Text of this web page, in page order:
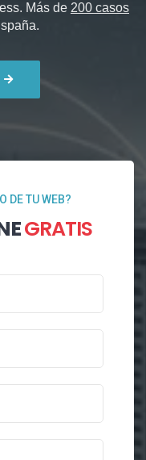
Más de 200 casos
DE TU WEB?
GRATIS